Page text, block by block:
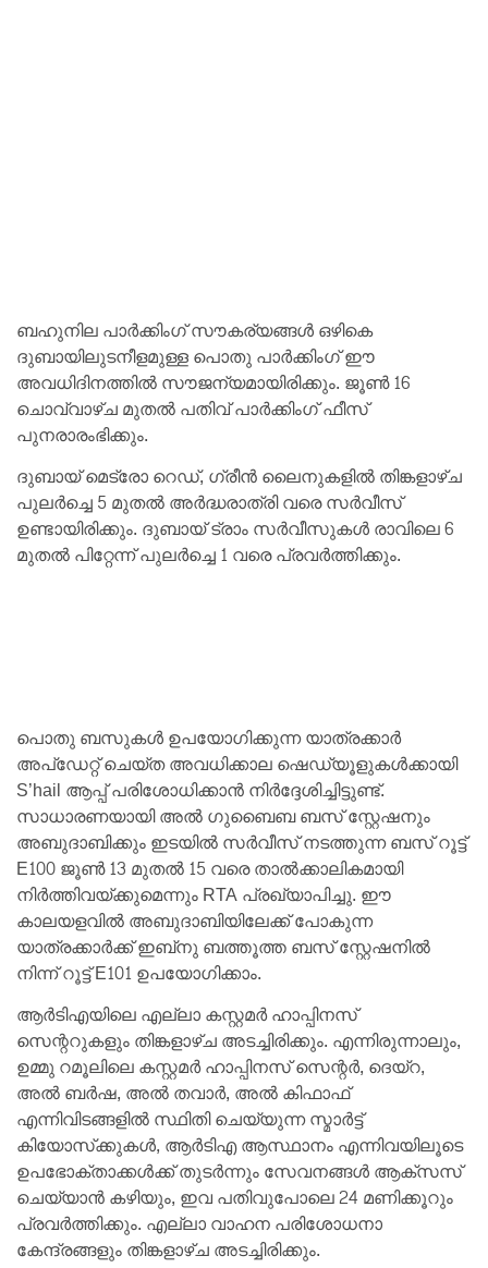
ബഹുനില പാർക്കിംഗ് സൗകര്യങ്ങൾ ഒഴികെ
ദുബായിലുടനീളമുള്ള പൊതു പാർക്കിംഗ് ഈ
അവധിദിനത്തിൽ സൗജന്യമായിരിക്കും. ജൂൺ 16
ചൊവ്വാഴ്ച മുതൽ പതിവ് പാർക്കിംഗ് ഫീസ്
പുനരാരംഭിക്കും.
ദുബായ് മെട്രോ റെഡ്, ഗ്രീൻ ലൈനുകളിൽ തിങ്കളാഴ്ച
പുലർച്ചെ 5 മുതൽ അർദ്ധരാത്രി വരെ സർവീസ്
ഉണ്ടായിരിക്കും. ദുബായ് ട്രാം സർവീസുകൾ രാവിലെ 6
മുതൽ പിറ്റേന്ന് പുലർച്ചെ 1 വരെ പ്രവർത്തിക്കും.
പൊതു ബസുകൾ ഉപയോഗിക്കുന്ന യാത്രക്കാർ
അപ്‌ഡേറ്റ് ചെയ്ത അവധിക്കാല ഷെഡ്യൂളുകൾക്കായി
S’hail ആപ്പ് പരിശോധിക്കാൻ നിർദ്ദേശിച്ചിട്ടുണ്ട്.
സാധാരണയായി അൽ ഗുബൈബ ബസ് സ്റ്റേഷനും
അബുദാബിക്കും ഇടയിൽ സർവീസ് നടത്തുന്ന ബസ് റൂട്ട്
E100 ജൂൺ 13 മുതൽ 15 വരെ താൽക്കാലികമായി
നിർത്തിവയ്ക്കുമെന്നും RTA പ്രഖ്യാപിച്ചു. ഈ
കാലയളവിൽ അബുദാബിയിലേക്ക് പോകുന്ന
യാത്രക്കാർക്ക് ഇബ്‌നു ബത്തൂത്ത ബസ് സ്റ്റേഷനിൽ
നിന്ന് റൂട്ട് E101 ഉപയോഗിക്കാം.
ആർ‌ടി‌എയിലെ എല്ലാ കസ്റ്റമർ ഹാപ്പിനസ്
സെന്ററുകളും തിങ്കളാഴ്ച അടച്ചിരിക്കും. എന്നിരുന്നാലും,
ഉമ്മു റമൂലിലെ കസ്റ്റമർ ഹാപ്പിനസ് സെന്റർ, ദെയ്റ,
അൽ ബർഷ, അൽ തവാർ, അൽ കിഫാഫ്
എന്നിവിടങ്ങളിൽ സ്ഥിതി ചെയ്യുന്ന സ്മാർട്ട്
കിയോസ്‌ക്കുകൾ, ആർ‌ടി‌എ ആസ്ഥാനം എന്നിവയിലൂടെ
ഉപഭോക്താക്കൾക്ക് തുടർന്നും സേവനങ്ങൾ ആക്‌സസ്
ചെയ്യാൻ കഴിയും, ഇവ പതിവുപോലെ 24 മണിക്കൂറും
പ്രവർത്തിക്കും. എല്ലാ വാഹന പരിശോധനാ
കേന്ദ്രങ്ങളും തിങ്കളാഴ്ച അടച്ചിരിക്കും.